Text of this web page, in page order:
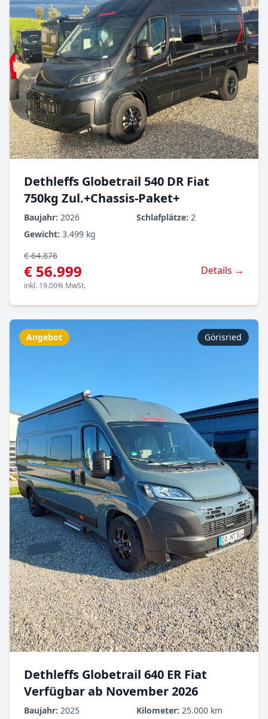
Dethleffs Globetrail 540 DR Fiat
750kg Zul.+Chassis-Paket+
Baujahr: 2026 Schlafplätze: 2
Gewicht: 3.499 kg
€ 64.876
€ 56.999
inkl. 19.00% MwSt.
Details →
Angebot Görisried
Dethleffs Globetrail 640 ER Fiat
Verfügbar ab November 2026
Baujahr: 2025 Kilometer: 25.000 km